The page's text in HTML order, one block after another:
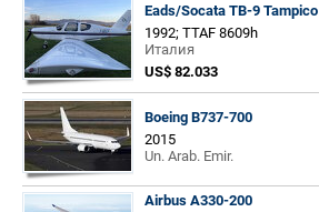
Eads/Socata TB-9 Tampico
1992; TTAF 8609h
Италия
US$ 82.033
Boeing B737-700
2015
Un. Arab. Emir.
Airbus A330-200